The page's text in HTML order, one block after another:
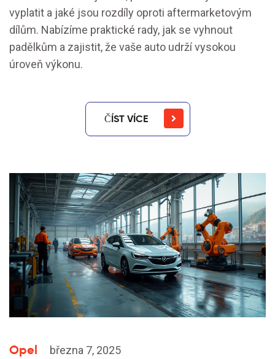
vyplatit a jaké jsou rozdíly oproti aftermarketovým
dílům. Nabízíme praktické rady, jak se vyhnout
padělkům a zajistit, že vaše auto udrží vysokou
úroveň výkonu.
ČÍST VÍCE
Opel března 7, 2025